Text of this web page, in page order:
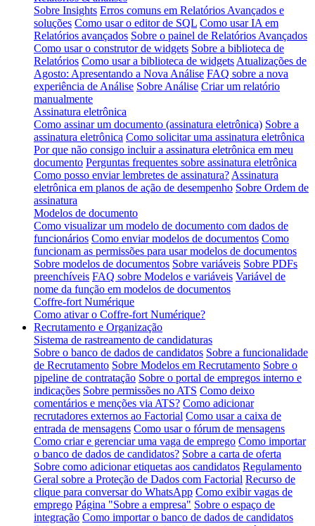
Sobre Insights Erros comuns em Relatórios Avançados e
soluções Como usar o editor de SQL Como usar IA em
Relatórios avançados Sobre o painel de Relatórios Avançados
Como usar o construtor de widgets Sobre a biblioteca de
Relatórios Como usar a biblioteca de widgets Atualizações de
Agosto: Apresentando a Nova Análise FAQ sobre a nova
experiência de Análise Sobre Análise Criar um relatório
manualmente
Assinatura eletrônica
Como assinar um documento (assinatura eletrônica) Sobre a
assinatura eletrônica Como solicitar uma assinatura eletrônica
Por que não consigo incluir a assinatura eletrônica em meu
documento Perguntas frequentes sobre assinatura eletrônica
Como posso enviar lembretes de assinatura? Assinatura
eletrônica em planos de ação de desempenho Sobre Ordem de
assinatura
Modelos de documento
Como visualizar um modelo de documento com dados de
funcionários Como enviar modelos de documentos Como
funcionam as permissões para usar modelos de documentos
Sobre modelos de documentos Sobre variáveis Sobre PDFs
preenchíveis FAQ sobre Modelos e variáveis Variável de
nome da função em modelos de documentos
Coffre-fort Numérique
Como ativar o Coffre-fort Numérique?
Recrutamento e Organização
Sistema de rastreamento de candidaturas
Sobre o banco de dados de candidatos Sobre a funcionalidade
de Recrutamento Sobre Modelos em Recrutamento Sobre o
pipeline de contratação Sobre o portal de empregos interno e
indicações Sobre permissões no ATS Como deixo
comentários e menções via ATS? Como adicionar
recrutadores externos ao Factorial Como usar a caixa de
entrada de mensagens Como usar o fórum de mensagens
Como criar e gerenciar uma vaga de emprego Como importar
o banco de dados de candidatos? Sobre a carta de oferta
Sobre como adicionar etiquetas aos candidatos Regulamento
Geral sobre a Proteção de Dados com Factorial Recurso de
clique para conversar do WhatsApp Como exibir vagas de
emprego Página "Sobre a empresa" Sobre o espaço de
integração Como importar o banco de dados de candidatos